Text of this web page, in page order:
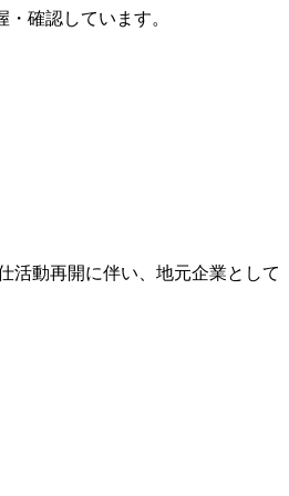
確認しています。
活動再開に伴い、地元企業として